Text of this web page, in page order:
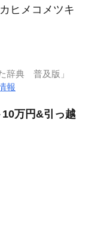
ヒメコメツキ
辞典 普及版」
報
万円&引っ越